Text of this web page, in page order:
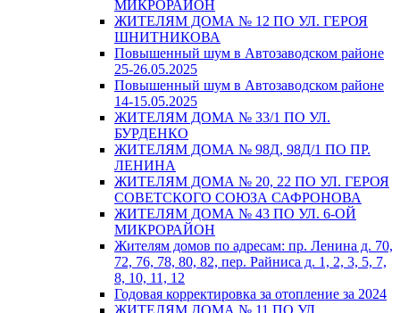
МИКРОРАЙОН
ЖИТЕЛЯМ ДОМА № 12 ПО УЛ. ГЕРОЯ
ШНИТНИКОВА
Повышенный шум в Автозаводском районе
25-26.05.2025
Повышенный шум в Автозаводском районе
14-15.05.2025
ЖИТЕЛЯМ ДОМА № 33/1 ПО УЛ.
БУРДЕНКО
ЖИТЕЛЯМ ДОМА № 98Д, 98Д/1 ПО ПР.
ЛЕНИНА
ЖИТЕЛЯМ ДОМА № 20, 22 ПО УЛ. ГЕРОЯ
СОВЕТСКОГО СОЮЗА САФРОНОВА
ЖИТЕЛЯМ ДОМА № 43 ПО УЛ. 6-ОЙ
МИКРОРАЙОН
Жителям домов по адресам: пр. Ленина д. 70,
72, 76, 78, 80, 82, пер. Райниса д. 1, 2, 3, 5, 7,
8, 10, 11, 12
Годовая корректировка за отопление за 2024